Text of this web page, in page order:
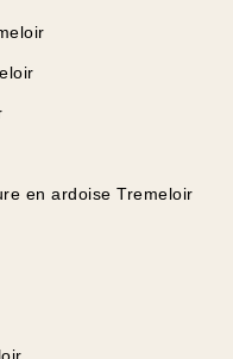
en ardoise Tremeloir